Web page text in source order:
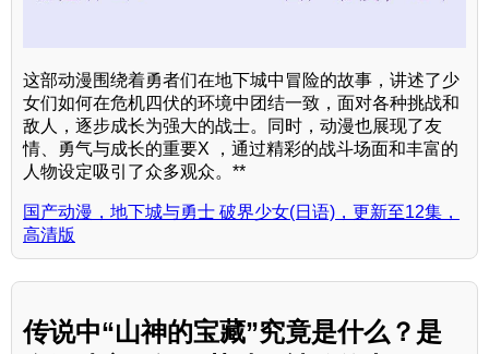
这部动漫围绕着勇者们在地下城中冒险的故事，讲述了少
女们如何在危机四伏的环境中团结一致，面对各种挑战和
敌人，逐步成长为强大的战士。同时，动漫也展现了友
情、勇气与成长的重要X ，通过精彩的战斗场面和丰富的
人物设定吸引了众多观众。**
国产动漫，地下城与勇士 破界少女(日语)，更新至12集，
高清版
传说中“山神的宝藏”究竟是什么？是